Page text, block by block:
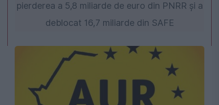
pierderea a 5,8 miliarde de euro din PNRR și a
deblocat 16,7 miliarde din SAFE